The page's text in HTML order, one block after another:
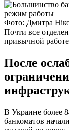
Фото: Дмитра
Почти все
привычной
После
В Украине более
банкоматов